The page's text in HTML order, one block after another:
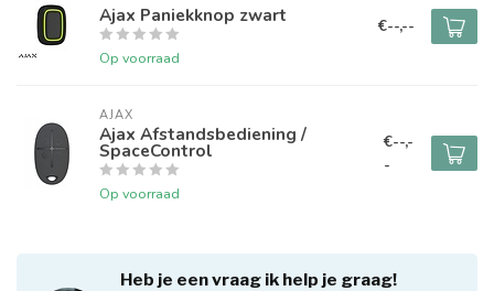
Ajax Paniekknop zwart
Op voorraad
€--,--
AJAX
Ajax Afstandsbediening /
SpaceControl
Op voorraad
€--,-
-
Heb je een vraag ik help je graag!